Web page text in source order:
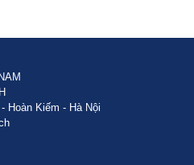
Hoàn Kiếm - Hà Nội